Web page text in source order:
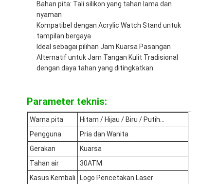
Jam Tangan Olahraga Digital
Jam Tangan Pasangan yang Bergaya
Jam Tangan Anak-anak
Watch Spare Parts
Bahan pita: Tali silikon yang tahan lama dan
nyaman
Kompatibel dengan Acrylic Watch Stand untuk
tampilan bergaya
Ideal sebagai pilihan Jam Kuarsa Pasangan
Alternatif untuk Jam Tangan Kulit Tradisional
dengan daya tahan yang ditingkatkan
Parameter teknis:
Warna pita
Hitam / Hijau / Biru / Putih...
Pengguna
Pria dan Wanita
Gerakan
Kuarsa
Tahan air
30ATM
Kasus Kembali
Logo Pencetakan Laser